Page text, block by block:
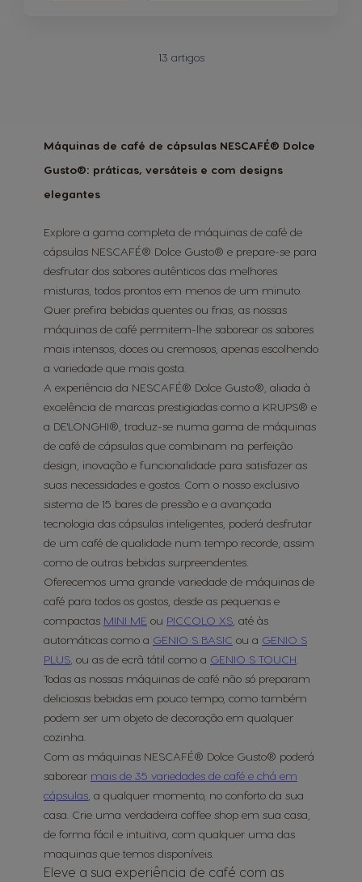
13 artigos
Máquinas de café de cápsulas NESCAFÉ® Dolce
Gusto®: práticas, versáteis e com designs
elegantes
Explore a gama completa de máquinas de café de
cápsulas NESCAFÉ® Dolce Gusto® e prepare-se para
desfrutar dos sabores autênticos das melhores
misturas, todos prontos em menos de um minuto.
Quer prefira bebidas quentes ou frias, as nossas
máquinas de café permitem-lhe saborear os sabores
mais intensos, doces ou cremosos, apenas escolhendo
a variedade que mais gosta.
A experiência da NESCAFÉ® Dolce Gusto®, aliada à
excelência de marcas prestigiadas como a KRUPS® e
a DE'LONGHI®, traduz-se numa gama de máquinas
de café de cápsulas que combinam na perfeição
design, inovação e funcionalidade para satisfazer as
suas necessidades e gostos. Com o nosso exclusivo
sistema de 15 bares de pressão e a avançada
tecnologia das cápsulas inteligentes, poderá desfrutar
de um café de qualidade num tempo recorde, assim
como de outras bebidas surpreendentes.
Oferecemos uma grande variedade de máquinas de
café para todos os gostos, desde as pequenas e
compactas MINI ME ou PICCOLO XS , até às
automáticas como a GENIO S BASIC ou a GENIO S
PLUS , ou as de ecrã tátil como a GENIO S TOUCH
Todas as nossas máquinas de café não só preparam
deliciosas bebidas em pouco tempo, como também
podem ser um objeto de decoração em qualquer
cozinha.
Com as máquinas NESCAFÉ® Dolce Gusto® poderá
saborear mais de 35 variedades de café e chá em
cápsulas , a qualquer momento, no conforto da sua
casa. Crie uma verdadeira coffee shop em sua casa,
de forma fácil e intuitiva, com qualquer uma das
maquinas que temos disponíveis.
Eleve a sua experiência de café com as